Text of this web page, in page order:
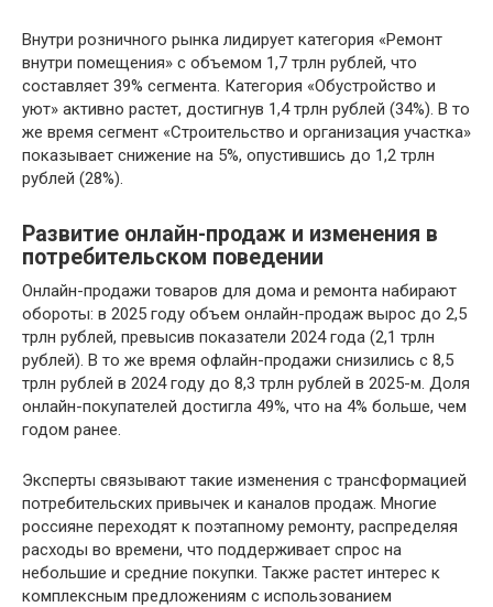
Внутри розничного рынка лидирует категория «Ремонт
внутри помещения» с объемом 1,7 трлн рублей, что
составляет 39% сегмента. Категория «Обустройство и
уют» активно растет, достигнув 1,4 трлн рублей (34%). В то
же время сегмент «Строительство и организация участка»
показывает снижение на 5%, опустившись до 1,2 трлн
рублей (28%).
Развитие онлайн-продаж и изменения в
потребительском поведении
Онлайн-продажи товаров для дома и ремонта набирают
обороты: в 2025 году объем онлайн-продаж вырос до 2,5
трлн рублей, превысив показатели 2024 года (2,1 трлн
рублей). В то же время офлайн-продажи снизились с 8,5
трлн рублей в 2024 году до 8,3 трлн рублей в 2025-м. Доля
онлайн-покупателей достигла 49%, что на 4% больше, чем
годом ранее.
Эксперты связывают такие изменения с трансформацией
потребительских привычек и каналов продаж. Многие
россияне переходят к поэтапному ремонту, распределяя
расходы во времени, что поддерживает спрос на
небольшие и средние покупки. Также растет интерес к
комплексным предложениям с использованием